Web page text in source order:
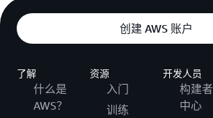
创建 AWS 账户
了解
什么是
AWS？
资源
入门
训练
开发人员
构建者
中心